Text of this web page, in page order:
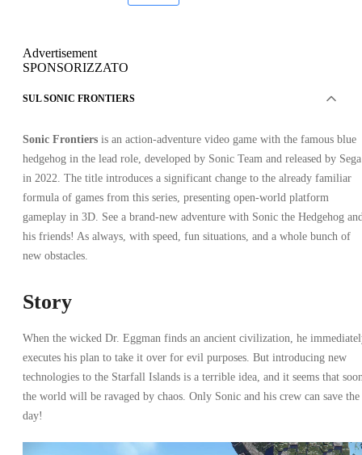
Advertisement
SPONSORIZZATO
SUL SONIC FRONTIERS
Sonic Frontiers is an action-adventure video game with the famous blue
hedgehog in the lead role, developed by Sonic Team and released by Sega
in 2022. The title introduces a significant change to the already familiar
formula of games from this series, presenting open-world platform
gameplay in 3D. See a brand-new adventure with Sonic the Hedgehog
his friends! As always, with speed, fun situations, and a whole bunch of
new obstacles.
Story
When the wicked Dr. Eggman finds an ancient civilization, he
executes his plan to take it over for evil purposes. But introducing new
technologies to the Starfall Islands is a terrible idea, and it seems that
the world will be ravaged by chaos. Only Sonic and his crew can save the
day!